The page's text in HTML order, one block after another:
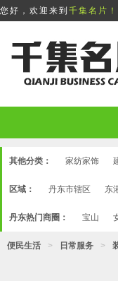
您好，欢迎来到 千集名片！
其他分类： 家纺家饰
区域： 丹东市辖区 东
丹东热门商圈： 宝山
便民生活 > 日常服务 >